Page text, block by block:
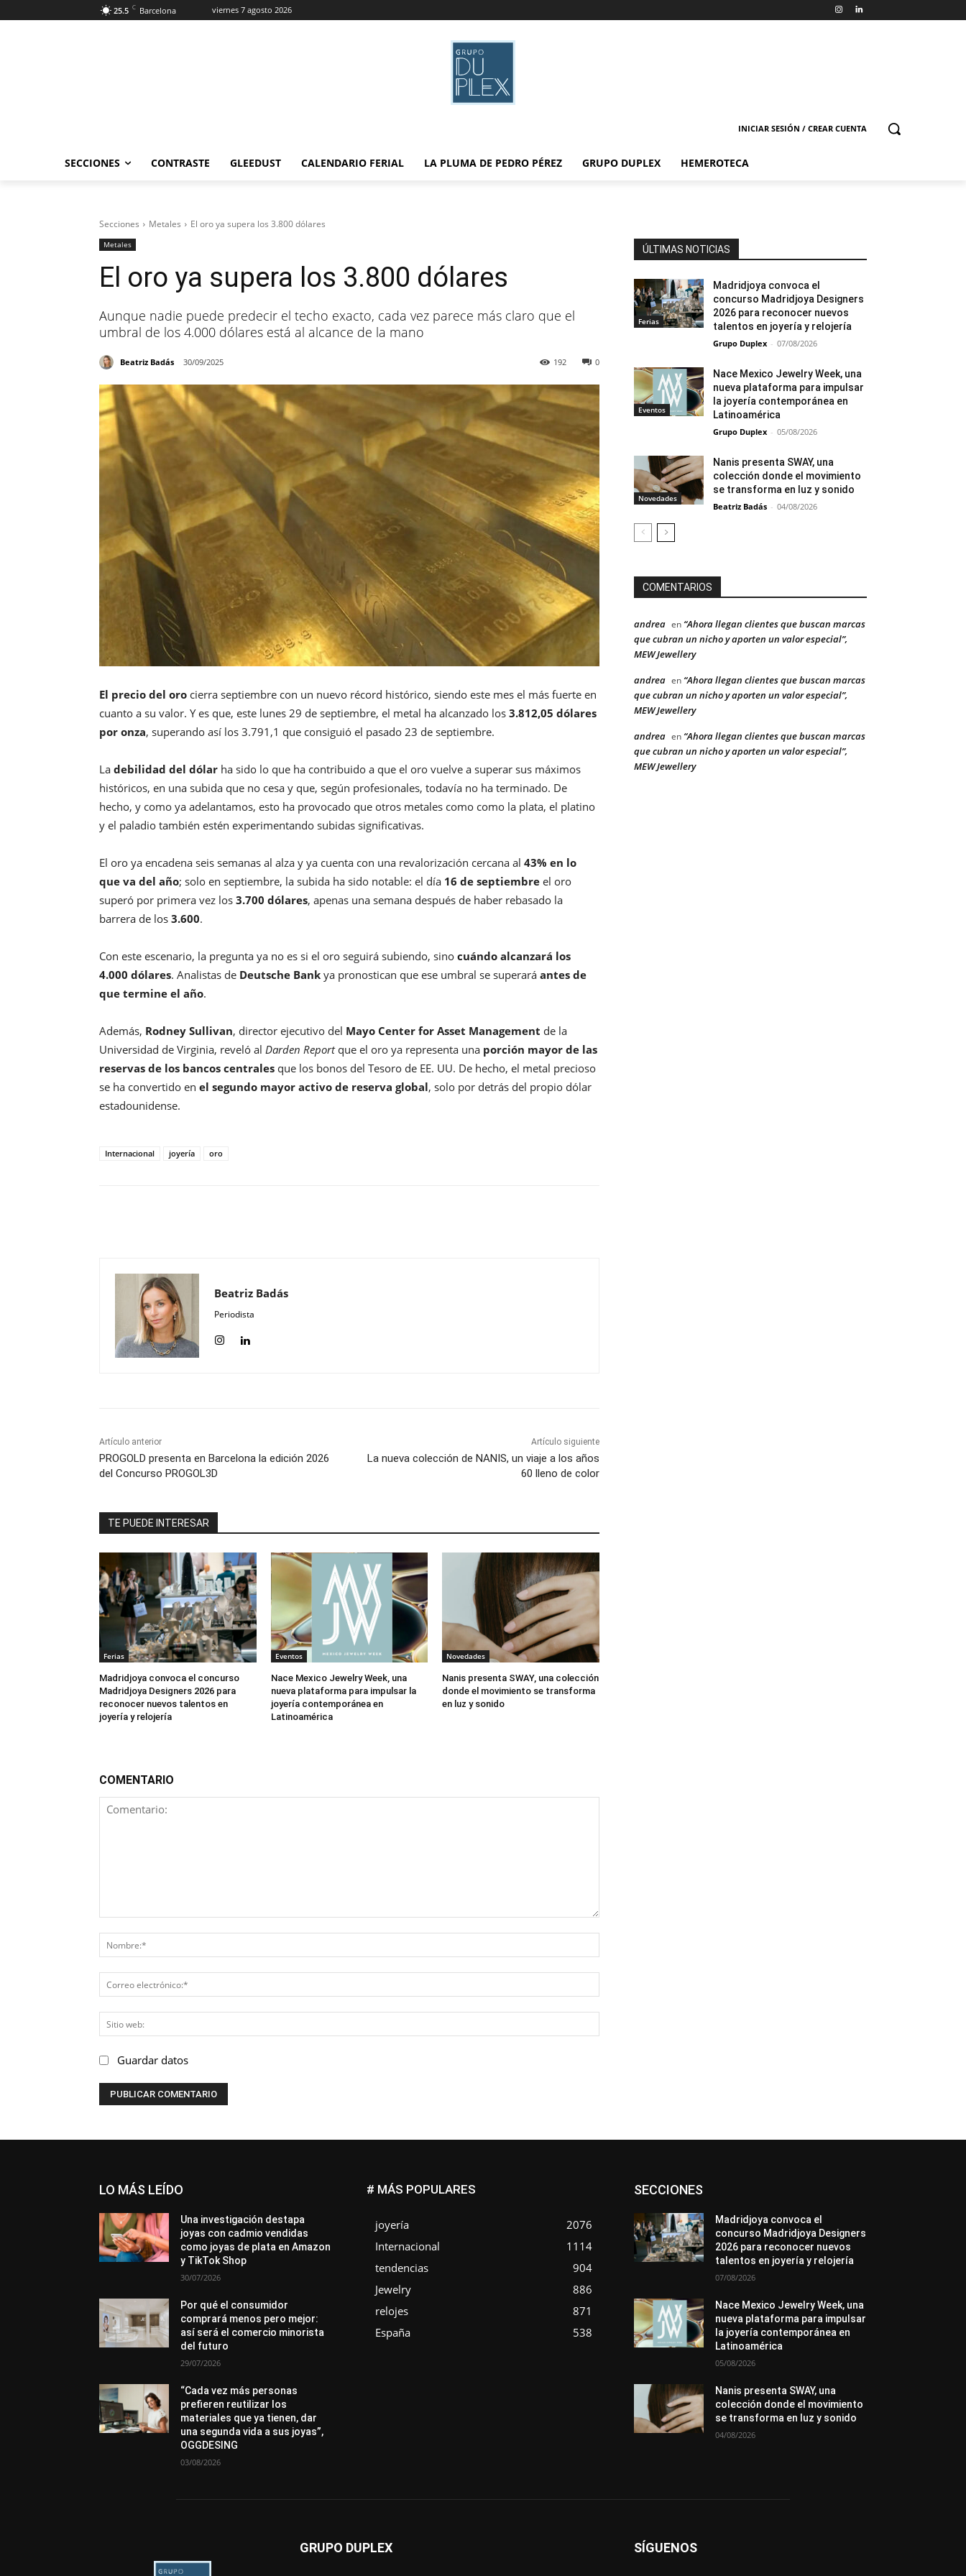
25.5 C Barcelona viernes 7 agosto 2026
INICIAR SESIÓN / CREAR CUENTA
SECCIONES CONTRASTE GLEEDUST CALENDARIO FERIAL LA PLUMA DE PEDRO PÉREZ GRUPO DUPLEX HEMEROTECA
Secciones Metales El oro ya supera los 3.800 dólares
Metales
El oro ya supera los 3.800 dólares
Aunque nadie puede predecir el techo exacto, cada vez parece más claro que el
umbral de los 4.000 dólares está al alcance de la mano
Beatriz Badás 30/09/2025 0
192
El precio del oro cierra septiembre con un nuevo récord histórico, siendo este mes el más fuerte en
cuanto a su valor. Y es que, este lunes 29 de septiembre, el metal ha alcanzado los 3.812,05 dólares
por onza, superando así los 3.791,1 que consiguió el pasado 23 de septiembre.
La debilidad del dólar ha sido lo que ha contribuido a que el oro vuelve a superar sus máximos
históricos, en una subida que no cesa y que, según profesionales, todavía no ha terminado. De
hecho, y como ya adelantamos, esto ha provocado que otros metales como como la plata, el platino
y el paladio también estén experimentando subidas significativas.
El oro ya encadena seis semanas al alza y ya cuenta con una revalorización cercana al 43% en lo
que va del año; solo en septiembre, la subida ha sido notable: el día 16 de septiembre el oro
superó por primera vez los 3.700 dólares, apenas una semana después de haber rebasado la
barrera de los 3.600.
Con este escenario, la pregunta ya no es si el oro seguirá subiendo, sino cuándo alcanzará los
4.000 dólares. Analistas de Deutsche Bank ya pronostican que ese umbral se superará antes de
que termine el año.
Además, Rodney Sullivan, director ejecutivo del Mayo Center for Asset Management de la
Universidad de Virginia, reveló al Darden Reportque el oro ya representa una porción mayor de las
reservas de los bancos centrales que los bonos del Tesoro de EE. UU. De hecho, el metal precioso
se ha convertido en el segundo mayor activo de reserva global, solo por detrás del propio dólar
estadounidense.
Internacional joyería oro
Beatriz Badás
Periodista
Artículo anterior
PROGOLD presenta en Barcelona la edición 2026
del Concurso PROGOL3D
Artículo siguiente
La nueva colección de NANIS, un viaje a los años
60 lleno de color
TE PUEDE INTERESAR
Ferias
Madridjoya convoca el concurso
Madridjoya Designers 2026 para
reconocer nuevos talentos en
joyería y relojería
Eventos
Nace Mexico Jewelry Week, una
nueva plataforma para impulsar la
joyería contemporánea en
Latinoamérica
Novedades
Nanis presenta SWAY, una colección
donde el movimiento se transforma
en luz y sonido
COMENTARIO
electrónico:*
web:
Guardar datos
ÚLTIMAS NOTICIAS
Ferias
Madridjoya convoca el
concurso Madridjoya Designers
2026 para reconocer nuevos
talentos en joyería y relojería
Grupo Duplex - 07/08/2026
Eventos
Nace Mexico Jewelry Week, una
nueva plataforma para impulsar
la joyería contemporánea en
Latinoamérica
Grupo Duplex - 05/08/2026
Novedades
Nanis presenta SWAY, una
colección donde el movimiento
se transforma en luz y sonido
Beatriz Badás - 04/08/2026
COMENTARIOS
andrea en “Ahora llegan clientes que buscan marcas
que cubran un nicho y aporten un valor especial”,
MEW Jewellery
andrea en “Ahora llegan clientes que buscan marcas
que cubran un nicho y aporten un valor especial”,
MEW Jewellery
andrea en “Ahora llegan clientes que buscan marcas
que cubran un nicho y aporten un valor especial”,
MEW Jewellery
LO MÁS LEÍDO
Una investigación destapa
joyas con cadmio vendidas
como joyas de plata en Amazon
y TikTok Shop
30/07/2026
Por qué el consumidor
comprará menos pero mejor:
así será el comercio minorista
del futuro
29/07/2026
“Cada vez más personas
prefieren reutilizar los
materiales que ya tienen, dar
una segunda vida a sus joyas”,
OGGDESING
03/08/2026
# MÁS POPULARES
joyería
2076
Internacional
1114
tendencias
904
Jewelry
886
relojes
871
España
538
SECCIONESAsociaciones
En tendencia
In memoriam
La Pluma de Pedro Pérez
México
Mundo Técnico
Novedades
Opiniones
Perspectiva
Premios
Secciones
Sin categoría
Sucesos
Madridjoya convoca el
concurso Madridjoya Designers
2026 para reconocer nuevos
talentos en joyería y relojería
07/08/2026
Nace Mexico Jewelry Week, una
nueva plataforma para impulsar
la joyería contemporánea en
Latinoamérica
05/08/2026
Nanis presenta SWAY, una
colección donde el movimiento
se transforma en luz y sonido
04/08/2026
GRUPO DUPLEX SÍGUENOS